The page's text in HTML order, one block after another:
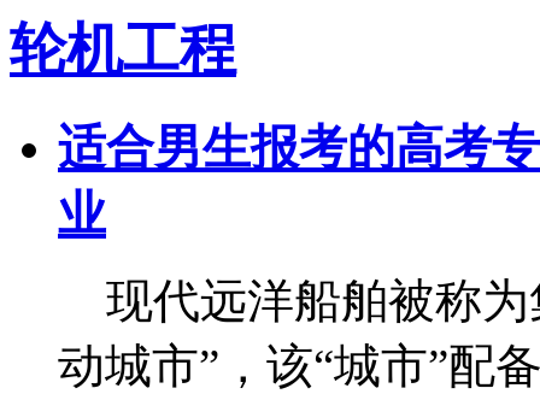
轮机工程
适合男生报考的高考
业
现代远洋船舶被称为
动城市”，该“城市”配